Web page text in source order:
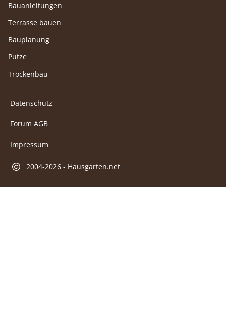
Bauanleitungen
Terrasse bauen
Bauplanung
Putze
Trockenbau
Datenschutz
Forum AGB
Impressum
2004-2026 - Hausgarten.net